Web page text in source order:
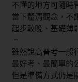
不懂的地方可隨時
當下釐清觀念，不
起步較晚、基礎薄
–
雖然說高普考一般
最好考、最簡單的
但是準備方式仍是